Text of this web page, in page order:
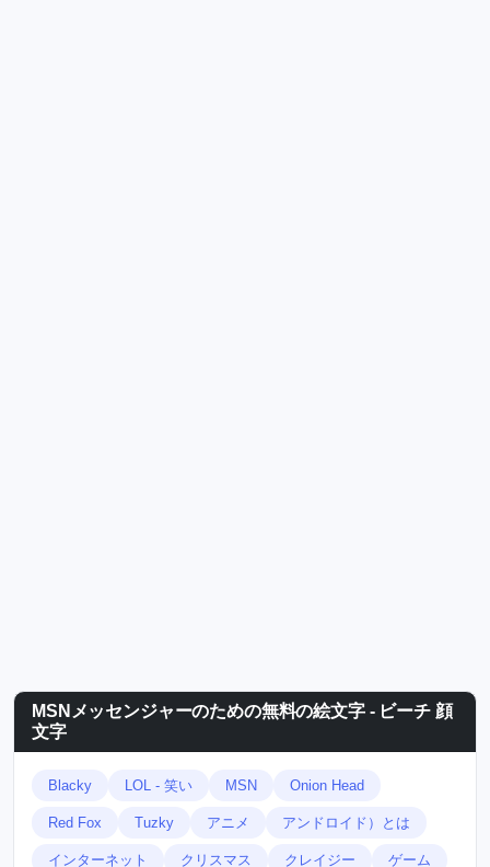
MSNメッセンジャーのための無料の絵文字 - ビーチ 顔
文字
Blacky LOL - 笑い MSN Onion Head
Red Fox Tuzky アニメ アンドロイド）とは
インターネット クリスマス クレイジー ゲーム